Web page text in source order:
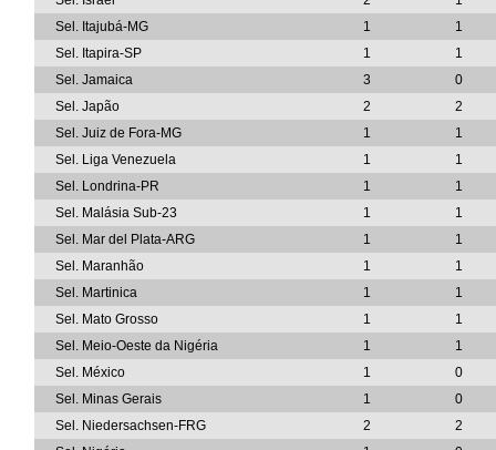
Sel. Itajubá-MG
1
1
Sel. Itapira-SP
1
1
Sel. Jamaica
3
0
Sel. Japão
2
2
Sel. Juiz de Fora-MG
1
1
Sel. Liga Venezuela
1
1
Sel. Londrina-PR
1
1
Sel. Malásia Sub-23
1
1
Sel. Mar del Plata-ARG
1
1
Sel. Maranhão
1
1
Sel. Martinica
1
1
Sel. Mato Grosso
1
1
Sel. Meio-Oeste da Nigéria
1
1
Sel. México
1
0
Sel. Minas Gerais
1
0
Sel. Niedersachsen-FRG
2
2